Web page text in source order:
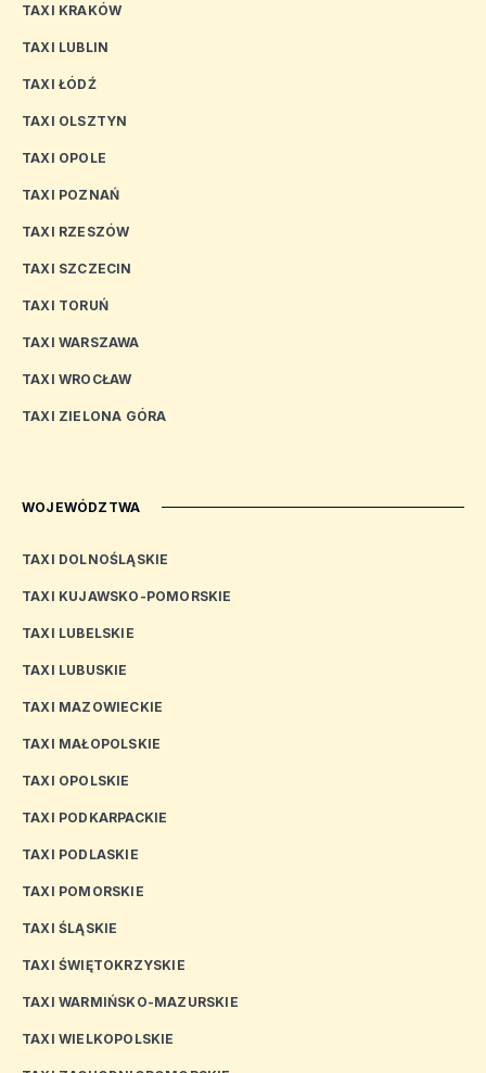
TAXI KRAKÓW
TAXI LUBLIN
TAXI ŁÓDŹ
TAXI OLSZTYN
TAXI OPOLE
TAXI POZNAŃ
TAXI RZESZÓW
TAXI SZCZECIN
TAXI TORUŃ
TAXI WARSZAWA
TAXI WROCŁAW
TAXI ZIELONA GÓRA
WOJEWÓDZTWA
TAXI DOLNOŚLĄSKIE
TAXI KUJAWSKO-POMORSKIE
TAXI LUBELSKIE
TAXI LUBUSKIE
TAXI MAZOWIECKIE
TAXI MAŁOPOLSKIE
TAXI OPOLSKIE
TAXI PODKARPACKIE
TAXI PODLASKIE
TAXI POMORSKIE
TAXI ŚLĄSKIE
TAXI ŚWIĘTOKRZYSKIE
TAXI WARMIŃSKO-MAZURSKIE
TAXI WIELKOPOLSKIE